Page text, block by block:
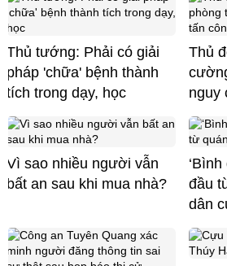
Thủ tướng: Phải có giải
pháp 'chữa' bệnh thành
tích trong dạy, học
Thủ
nguy
Vì sao nhiều người vẫn
bất an sau khi mua nhà?
đầu
dân